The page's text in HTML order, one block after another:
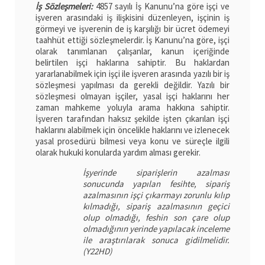
İş Sözleşmeleri:4857 sayılı İş Kanunu’na göre işçi ve
işveren arasındaki iş ilişkisini düzenleyen, işçinin iş
görmeyi ve işverenin de iş karşılığı bir ücret ödemeyi
taahhüt ettiği sözleşmelerdir. İş Kanunu’na göre, işçi
olarak tanımlanan çalışanlar, kanun içeriğinde
belirtilen işçi haklarına sahiptir. Bu haklardan
yararlanabilmek için işçi ile işveren arasında yazılı bir iş
sözleşmesi yapılması da gerekli değildir. Yazılı bir
sözleşmesi olmayan işçiler, yasal işçi haklarını her
zaman mahkeme yoluyla arama hakkına sahiptir.
İşveren tarafından haksız şekilde işten çıkarılan işçi
haklarını alabilmek için öncelikle haklarını ve izlenecek
yasal prosedürü bilmesi veya konu ve süreçle ilgili
olarak hukuki konularda yardım alması gerekir.
İşyerinde siparişlerin azalması
sonucunda yapılan fesihte, sipariş
azalmasının işçi çıkarmayı zorunlu kılıp
kılmadığı, sipariş azalmasının geçici
olup olmadığı, feshin son çare olup
olmadığının yerinde yapılacak inceleme
ile araştırılarak sonuca gidilmelidir.
(Y22HD)